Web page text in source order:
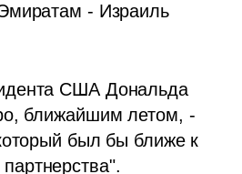
- Израиль
США Дональда
ближайшим летом, -
был бы ближе к